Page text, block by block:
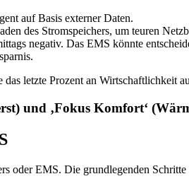
auf Basis externer Daten.
des Stromspeichers, um teuren
negativ. Das EMS könnte
letzte Prozent an Wirtschaftlichkeit
und ‚Fokus Komfort‘
oder EMS. Die grundlegenden